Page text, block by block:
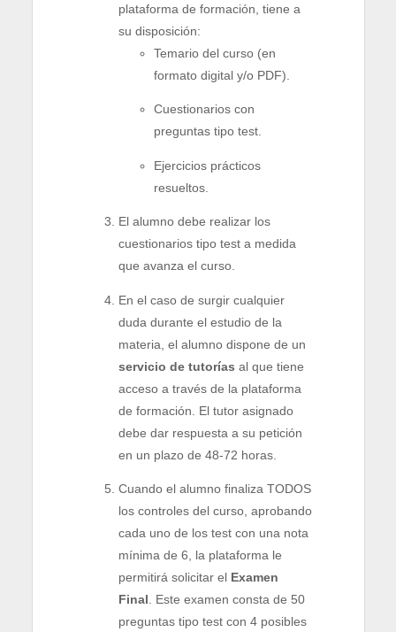
plataforma de formación, tiene a
su disposición:
Temario del curso (en
formato digital y/o PDF).
Cuestionarios con
preguntas tipo test.
Ejercicios prácticos
resueltos.
El alumno debe realizar los
cuestionarios tipo test a medida
que avanza el curso.
En el caso de surgir cualquier
duda durante el estudio de la
materia, el alumno dispone de un
servicio de tutorías al que tiene
acceso a través de la plataforma
de formación. El tutor asignado
debe dar respuesta a su petición
en un plazo de 48-72 horas.
Cuando el alumno finaliza TODOS
los controles del curso, aprobando
cada uno de los test con una nota
mínima de 6, la plataforma le
permitirá solicitar el Examen
Final . Este examen consta de 50
preguntas tipo test con 4 posibles